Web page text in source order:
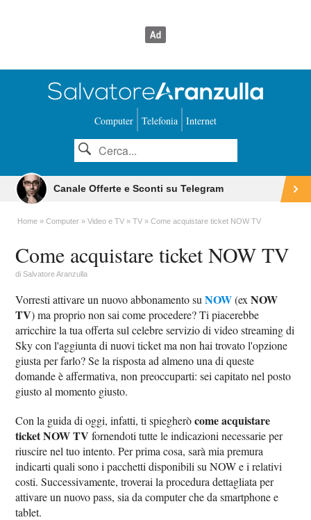
Computer Telefonia Internet
Canale Offerte e Sconti su Telegram
Home Computer Video e TV TV Come acquistare ticket NOW TV
Come acquistare ticket NOW TV
diSalvatore Aranzulla
Vorresti attivare un nuovo abbonamento suNOW(exNOW
TV) ma proprio non sai come procedere? Ti piacerebbe
arricchire la tua offerta sul celebre servizio di video streaming di
Sky con l'aggiunta di nuovi ticket ma non hai trovato l'opzione
giusta per farlo? Se la risposta ad almeno una di queste
domande è affermativa, non preoccuparti: sei capitato nel posto
giusto al momento giusto.
Con la guida di oggi, infatti, ti spiegheròcome acquistare
ticket NOW TV fornendoti tutte le indicazioni necessarie per
riuscire nel tuo intento. Per prima cosa, sarà mia premura
indicarti quali sono i pacchetti disponibili su NOW e i relativi
costi. Successivamente, troverai la procedura dettagliata per
attivare un nuovo pass, sia da computer che da smartphone e
tablet.